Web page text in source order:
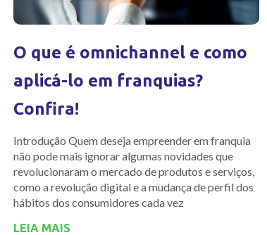
O que é omnichannel e como
aplicá-lo em franquias?
Confira!
Introdução Quem deseja empreender em franquia
não pode mais ignorar algumas novidades que
revolucionaram o mercado de produtos e serviços,
como a revolução digital e a mudança de perfil dos
hábitos dos consumidores cada vez
LEIA MAIS